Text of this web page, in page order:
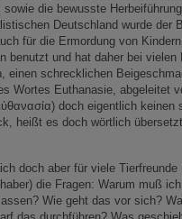
sowie die bewusste
Deutschland wurde der
für die Ermordung von
benutzt und hat daher bei vielen
einen schrecklichen
Wortes Euthanasie, abgeleitet
doch eigentlich keinen
heißt es doch wörtlich
doch aber für viele
die Fragen: Warum muß
Wie geht das vor sich?